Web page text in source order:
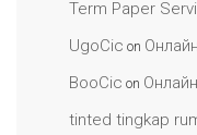
Term Paper
UgoCic on
BooCic on
tinted tingkap